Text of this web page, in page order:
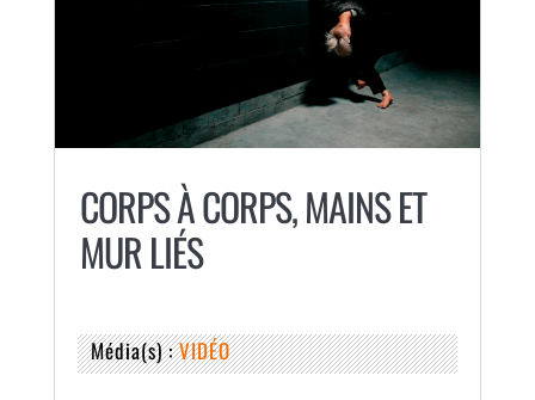
CORPS À CORPS, MAINS ET
MUR LIÉS
Média(s) :VIDÉO